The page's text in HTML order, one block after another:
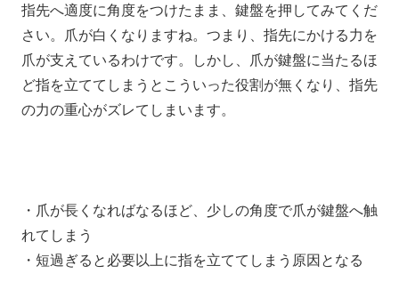
指先へ適度に角度をつけたまま、 鍵盤を押してみてくだ
さい。
爪が白くなりますね。 つまり、 指先にかける力を
爪が支えているわけです。
しかし、
爪が鍵盤に当たるほ
ど指を立ててしまうとこういった役割が無くなり、指先
の力の重心がズレてしまいます。
・爪が長くなればなるほど、 少しの角度で爪が鍵盤へ触
れてしまう
・短過ぎると必要以上に指を立ててしまう原因となる